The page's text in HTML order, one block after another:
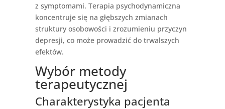
z symptomami. Terapia psychodynamiczna
koncentruje się na głębszych zmianach
struktury osobowości i zrozumieniu przyczyn
depresji, co może prowadzić do trwalszych
efektów.
Wybór metody
terapeutycznej
Charakterystyka pacjenta